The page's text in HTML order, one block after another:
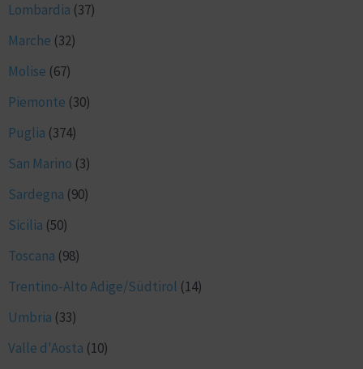
Lombardia (37)
Marche (32)
Molise (67)
Piemonte (30)
Puglia (374)
San Marino (3)
Sardegna (90)
Sicilia (50)
Toscana (98)
Trentino-Alto Adige/Südtirol (14)
Umbria (33)
Valle d'Aosta (10)